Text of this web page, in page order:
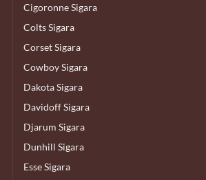
Cigoronne Sigara
Colts Sigara
Corset Sigara
Cowboy Sigara
Dakota Sigara
Davidoff Sigara
Djarum Sigara
Dunhill Sigara
Esse Sigara